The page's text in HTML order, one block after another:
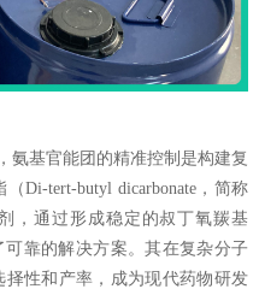
基官能团的精准控制是构建复
Di-tert-butyl dicarbonate，简称
，通过形成稳定的叔丁氧羰基
可靠的解决方案。其在复杂分子
性和产率，成为现代药物研发